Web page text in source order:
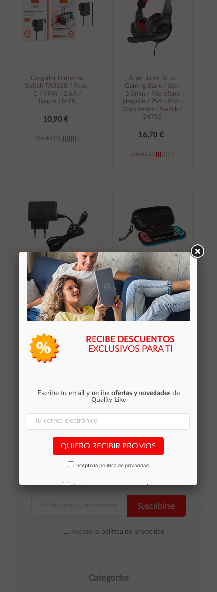
Cargador Nintendo
Switch TA0328 / Type-
C / 39W / 2.6A /
Negro / MTK
10,90 €
Stocks (9)
carrito
Auriculares Trust
Gaming Basic / Jack
3.5mm / Microfono
plegable / PS4 - PS5 -
Xbox Series - Switch /
24785
16,70 €
Stocks (3)
Cargador Nintendo dsi
/ dsi xl / 3ds / 3ds xl /
2ds
4,30 €
Stocks (0)
Estuche rigido para
Nintendo Switch Trust
GXT1248 / Rojo y azul
/ Ranuras para 10
juegos / 25418
10,90 €
Stocks (0)
Suscribirse
Acepto la política de privacidad
Categorías
RECIBE DESCUENTOS
EXCLUSIVOS PARA TI
Escribe tu email y recibe ofertas y novedadesde
Quality Like
QUIERO RECIBIR PROMOS
Acepto la política de privacidad
No volver a mostrar mas este aviso